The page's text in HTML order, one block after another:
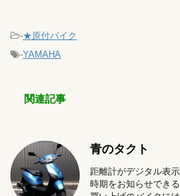
-★原付バイク
-YAMAHA
関連記事
青のタクト
距離計がデジタル表
時期をお知らせでき